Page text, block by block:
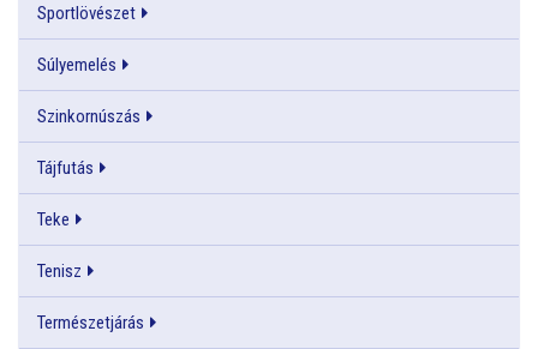
Sportlövészet
Súlyemelés
Szinkornúszás
Tájfutás
Teke
Tenisz
Természetjárás